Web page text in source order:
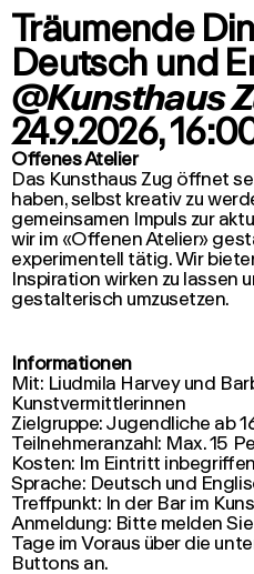
Träumende
Deutsch und
@Kunsthaus
24.9.2026,
Offenes Atelier
Das Kunsthaus Zug öffnet
haben, selbst kreativ zu
gemeinsamen Impuls zur
wir im «Offenen Atelier»
experimentell tätig. Wir
Inspiration wirken zu lassen
gestalterisch umzusetzen.
Informationen
Mit: Liudmila Harvey und
Kunstvermittlerinnen
Zielgruppe: Jugendliche ab
Teilnehmeranzahl: Max. 15
Kosten: Im Eintritt inbegriffen
Sprache: Deutsch und
Treffpunkt: In der Bar im
Anmeldung: Bitte melden
Tage im Voraus über die
Buttons an.